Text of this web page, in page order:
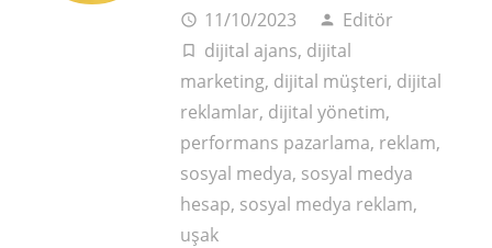
access_time 11/10/2023 person Editör
turned_in_not dijital ajans, dijital
marketing, dijital müşteri, dijital
reklamlar, dijital yönetim,
performans pazarlama, reklam,
sosyal medya, sosyal medya
hesap, sosyal medya reklam,
uşak